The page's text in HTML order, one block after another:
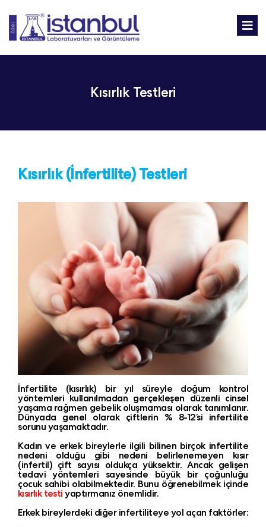
Kısırlık Testleri
Kısırlık (İnfertilite) Testleri
İnfertilite (kısırlık) bir yıl süreyle doğum kontrol
yöntemleri kullanılmadan gerçekleşen düzenli cinsel
yaşama rağmen gebelik oluşmaması olarak tanımlanır.
Dünyada genel olarak çiftlerin % 8-12’si infertilite
sorunu yaşamaktadır.
Kadın ve erkek bireylerle ilgili bilinen birçok infertilite
nedeni olduğu gibi nedeni belirlenemeyen kısır
(infertil) çift sayısı oldukça yüksektir. Ancak gelişen
tedavi yöntemleri sayesinde büyük bir çoğunluğu
çocuk sahibi olabilmektedir. Bunu öğrenebilmek içinde
kısırlık testiyaptırmanız önemlidir.
Erkek bireylerdeki diğer infertiliteye yol açan faktörler: